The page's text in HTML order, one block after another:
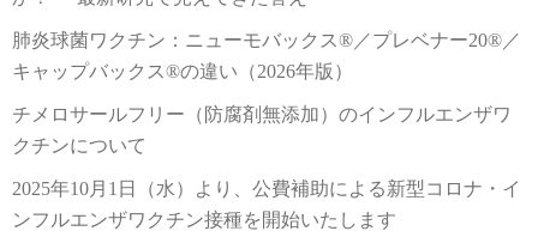
肺炎球菌ワクチン：ニューモバックス®／プレベナー20®／
キャップバックス®の違い（2026年版）
チメロサールフリー（防腐剤無添加）のインフルエンザワ
クチンについて
2025年10月1日（水）より、公費補助による新型コロナ・イ
ンフルエンザワクチン接種を開始いたします